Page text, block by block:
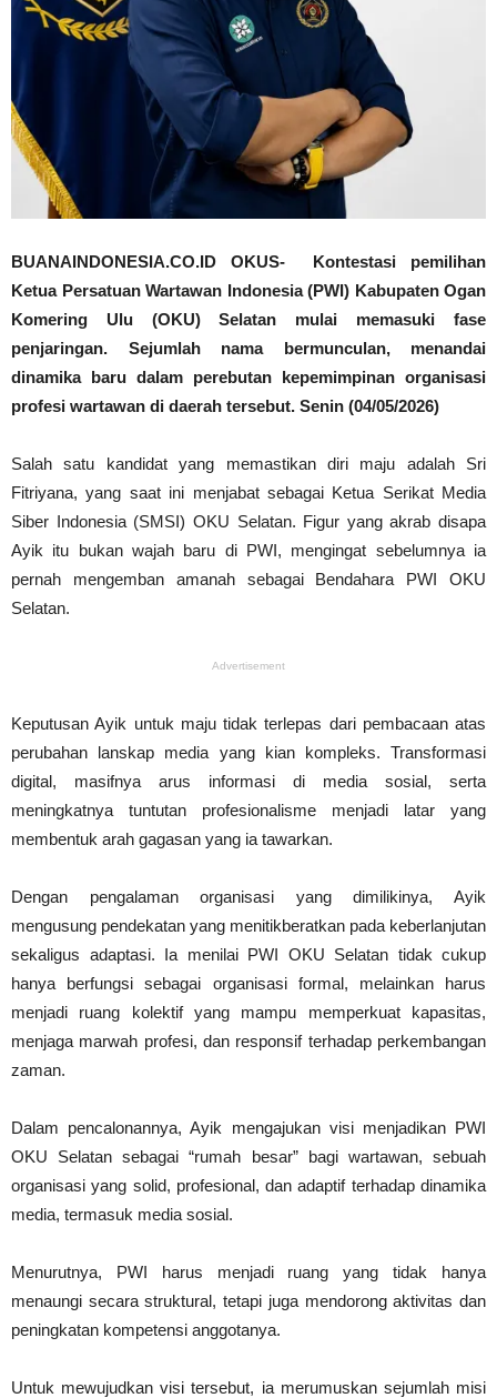
BUANAINDONESIA.CO.ID OKUS- Kontestasi pemilihan
Ketua Persatuan Wartawan Indonesia (PWI) Kabupaten Ogan
Komering Ulu (OKU) Selatan mulai memasuki fase
penjaringan. Sejumlah nama bermunculan, menandai
dinamika baru dalam perebutan kepemimpinan organisasi
profesi wartawan di daerah tersebut. Senin (04/05/2026)
Salah satu kandidat yang memastikan diri maju adalah Sri
Fitriyana, yang saat ini menjabat sebagai Ketua Serikat Media
Siber Indonesia (SMSI) OKU Selatan. Figur yang akrab disapa
Ayik itu bukan wajah baru di PWI, mengingat sebelumnya ia
pernah mengemban amanah sebagai Bendahara PWI OKU
Selatan.
Advertisement
Keputusan Ayik untuk maju tidak terlepas dari pembacaan atas
perubahan lanskap media yang kian kompleks. Transformasi
digital, masifnya arus informasi di media sosial, serta
meningkatnya tuntutan profesionalisme menjadi latar yang
membentuk arah gagasan yang ia tawarkan.
Dengan pengalaman organisasi yang dimilikinya, Ayik
mengusung pendekatan yang menitikberatkan pada keberlanjutan
sekaligus adaptasi. Ia menilai PWI OKU Selatan tidak cukup
hanya berfungsi sebagai organisasi formal, melainkan harus
menjadi ruang kolektif yang mampu memperkuat kapasitas,
menjaga marwah profesi, dan responsif terhadap perkembangan
zaman.
Dalam pencalonannya, Ayik mengajukan visi menjadikan PWI
OKU Selatan sebagai “rumah besar” bagi wartawan, sebuah
organisasi yang solid, profesional, dan adaptif terhadap dinamika
media, termasuk media sosial.
Menurutnya, PWI harus menjadi ruang yang tidak hanya
menaungi secara struktural, tetapi juga mendorong aktivitas dan
peningkatan kompetensi anggotanya.
Untuk mewujudkan visi tersebut, ia merumuskan sejumlah misi